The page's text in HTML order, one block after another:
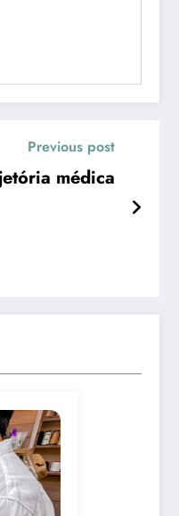
Previous post
médica